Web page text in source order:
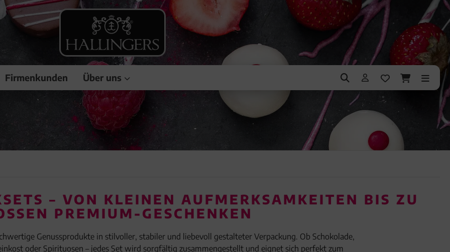
Firmenkunden Über uns
– VON KLEINEN AUFMERKSAMKEITEN BIS ZU
PREMIUM-GESCHENKEN
Genussprodukte in stilvoller, stabiler und liebevoll gestalteter Verpackung. Ob Schokolade,
oder Spirituosen – jedes Set wird sorgfältig zusammengestellt und eignet sich perfekt zum